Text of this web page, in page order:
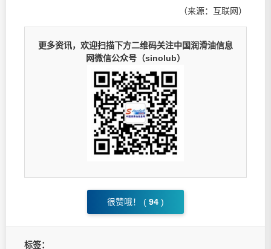
（来源：互联网）
更多资讯，欢迎扫描下方二维码关注中国润滑油信息
网微信公众号（sinolub）
很赞哦！ ( 94 )
标签：